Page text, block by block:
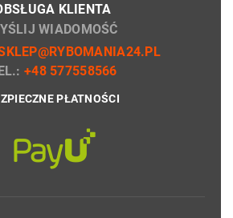
KLIENTA
WIADOMOŚĆ
+48 577558566
PŁATNOŚCI